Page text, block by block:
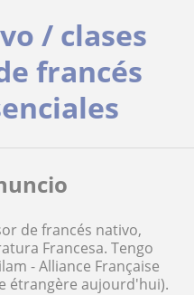
/ clases
francés
de francés nativo,
Francesa. Tengo
- Alliance Française
étrangère aujourd'hui).